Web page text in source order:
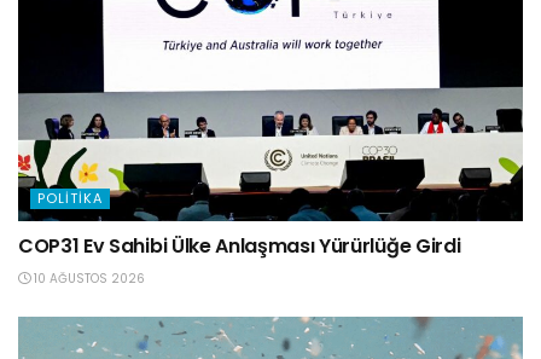
POLITIKA
COP31 Ev Sahibi Ülke Anlaşması Yürürlüğe Girdi
10 AĞUSTOS 2026